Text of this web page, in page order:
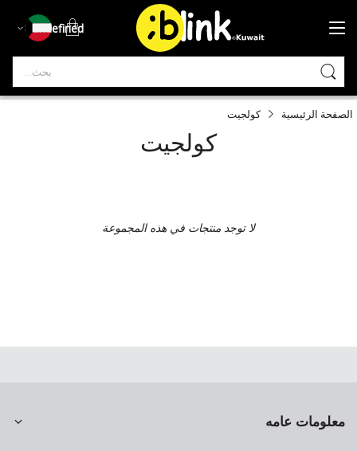
undefined
الصفحة الرئيسية كولجيت
كولجيت
لا توجد منتجات في هذه المجموعة
معلومات عامه